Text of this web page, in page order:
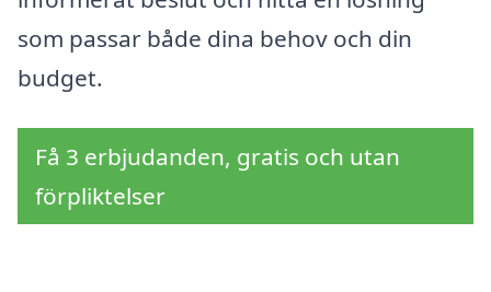
som passar både dina behov och din
budget.
Få 3 erbjudanden, gratis och utan
förpliktelser